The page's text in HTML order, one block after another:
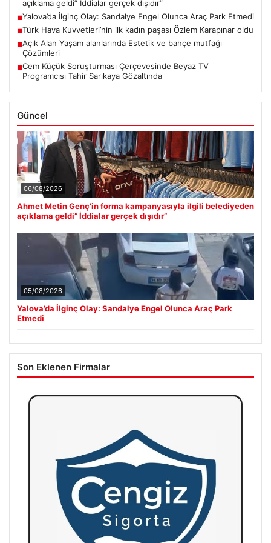
açıklama geldi” İddialar gerçek dışıdır”
■Yalova’da İlginç Olay: Sandalye Engel Olunca Araç Park Etmedi
■Türk Hava Kuvvetleri’nin ilk kadın paşası Özlem Karapınar oldu
■Açık Alan Yaşam alanlarında Estetik ve bahçe mutfağı
Çözümleri
■Cem Küçük Soruşturması Çerçevesinde Beyaz TV
Programcısı Tahir Sarıkaya Gözaltında
Güncel
06/08/2026
Ahmet Metin Genç’in forma kampanyasıyla ilgili belediyeden
açıklama geldi” İddialar gerçek dışıdır”
05/08/2026
Yalova’da İlginç Olay: Sandalye Engel Olunca Araç Park
Etmedi
Son Eklenen Firmalar